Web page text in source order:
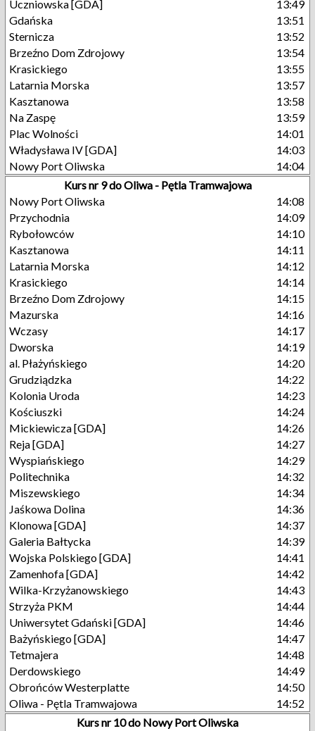
Uczniowska [GDA]
13:49
Gdańska
13:51
Sternicza
13:52
Brzeźno Dom Zdrojowy
13:54
Krasickiego
13:55
Latarnia Morska
13:57
Kasztanowa
13:58
Na Zaspę
13:59
Plac Wolności
14:01
Władysława IV [GDA]
14:03
Nowy Port Oliwska
14:04
Kurs nr 9 do Oliwa - Pętla Tramwajowa
Nowy Port Oliwska
14:08
Przychodnia
14:09
Rybołowców
14:10
Kasztanowa
14:11
Latarnia Morska
14:12
Krasickiego
14:14
Brzeźno Dom Zdrojowy
14:15
Mazurska
14:16
Wczasy
14:17
Dworska
14:19
al. Płażyńskiego
14:20
Grudziądzka
14:22
Kolonia Uroda
14:23
Kościuszki
14:24
Mickiewicza [GDA]
14:26
Reja [GDA]
14:27
Wyspiańskiego
14:29
Politechnika
14:32
Miszewskiego
14:34
Jaśkowa Dolina
14:36
Klonowa [GDA]
14:37
Galeria Bałtycka
14:39
Wojska Polskiego [GDA]
14:41
Zamenhofa [GDA]
14:42
Wilka-Krzyżanowskiego
14:43
Strzyża PKM
14:44
Uniwersytet Gdański [GDA]
14:46
Bażyńskiego [GDA]
14:47
Tetmajera
14:48
Derdowskiego
14:49
Obrońców Westerplatte
14:50
Oliwa - Pętla Tramwajowa
14:52
Kurs nr 10 do Nowy Port Oliwska